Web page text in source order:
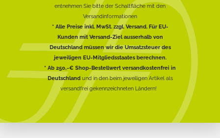
entnehmen Sie bitte der Schaltfläche mit den
Versandinformationen
* Alle Preise inkl. MwSt. zzgl. Versand. Für EU-
Kunden mit Versand-Ziel ausserhalb von
Deutschland müssen wir die Umsatzsteuer des
jeweiligen EU-Mitgliedsstaates berechnen.
* Ab 250,-€ Shop-Bestellwert versandkostenfrei in
Deutschlandund in den beim jeweiligen Artikel als
versandfrei gekennzeichneten Ländern!